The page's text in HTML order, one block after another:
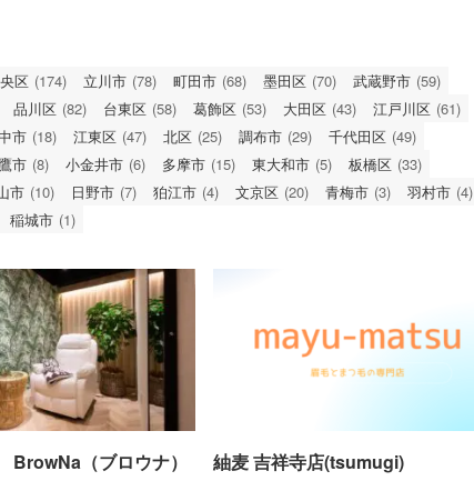
区 (174) 立川市 (78) 町田市 (68) 墨田区 (70) 武蔵野市 (59)
品川区 (82) 台東区 (58) 葛飾区 (53) 大田区 (43) 江戸川区 (61)
市 (18) 江東区 (47) 北区 (25) 調布市 (29) 千代田区 (49)
市 (8) 小金井市 (6) 多摩市 (15) 東大和市 (5) 板橋区 (33)
市 (10) 日野市 (7) 狛江市 (4) 文京区 (20) 青梅市 (3) 羽村市 (4)
稲城市 (1)
（ブロウナ） 紬麦 吉祥寺店(tsumugi)